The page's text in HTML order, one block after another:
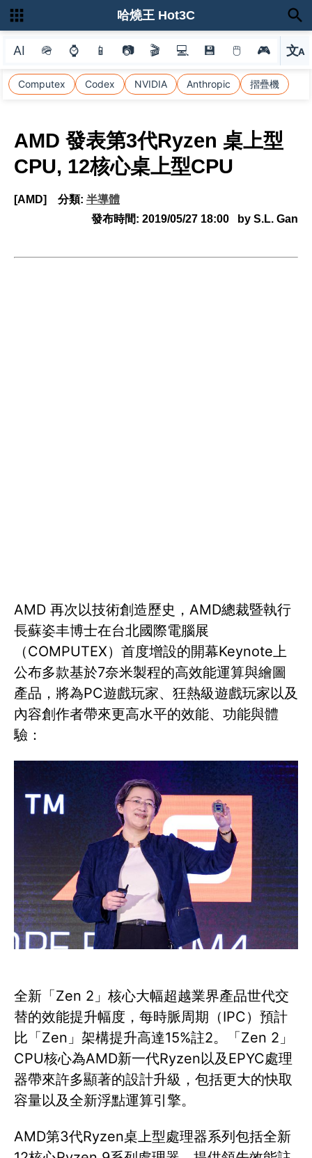
AI 🪖 ⌚ 📱 📷 🎬 💻 💾 🖱 🎮 文A
選
Computex Codex NVIDIA Anthropic 摺疊機
哈燒王 Hot3C
AMD 發表第3代Ryzen 桌上型
CPU, 12核心桌上型CPU
[AMD] 分類: 半導體
發布時間: 2019/05/27 18:00 by S.L. Gan
AMD 再次以技術創造歷史，AMD總裁暨執行
長蘇姿丰博士在台北國際電腦展
（COMPUTEX）首度增設的開幕Keynote上
公布多款基於7奈米製程的高效能運算與繪圖
產品，將為PC遊戲玩家、狂熱級遊戲玩家以及
內容創作者帶來更高水平的效能、功能與體
驗：
全新「Zen 2」核心大幅超越業界產品世代交
替的效能提升幅度，每時脈周期（IPC）預計
比「Zen」架構提升高達15%註2。「Zen 2」
CPU核心為AMD新一代Ryzen以及EPYC處理
器帶來許多顯著的設計升級，包括更大的快取
容量以及全新浮點運算引擎。
AMD第3代Ryzen桌上型處理器系列包括全新